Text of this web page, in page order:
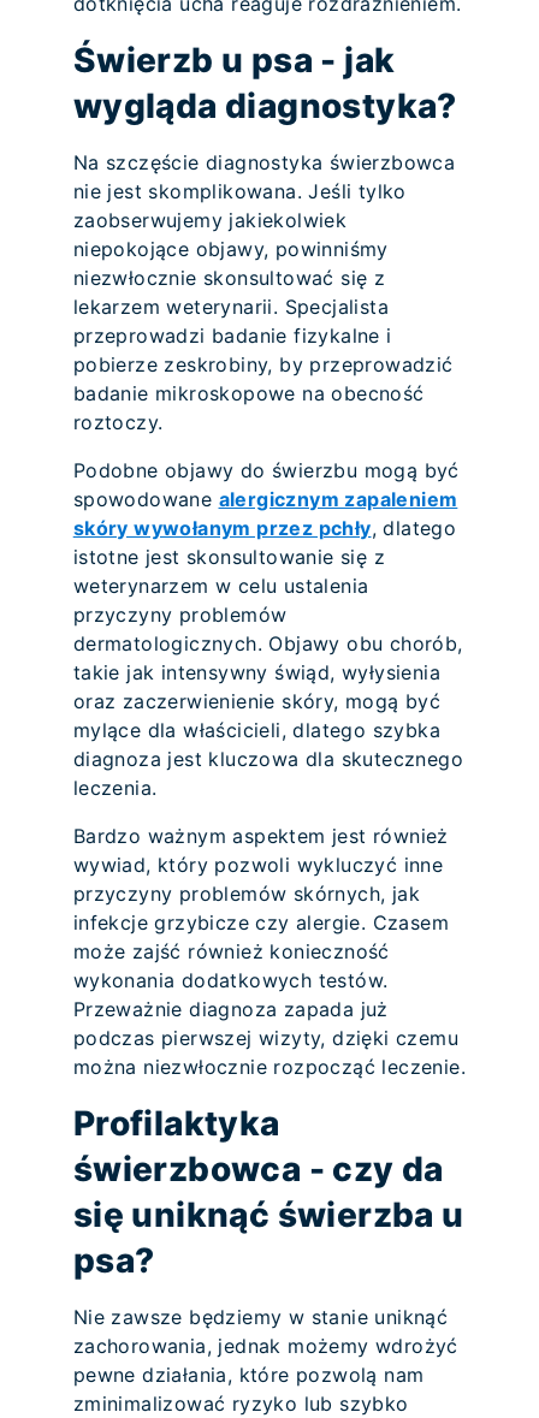
Świerzb u psa - jak
wygląda diagnostyka?
Na szczęście diagnostyka świerzbowca
nie jest skomplikowana. Jeśli tylko
zaobserwujemy jakiekolwiek
niepokojące objawy, powinniśmy
niezwłocznie skonsultować się z
lekarzem weterynarii. Specjalista
przeprowadzi badanie fizykalne i
pobierze zeskrobiny, by przeprowadzić
badanie mikroskopowe na obecność
roztoczy.
Podobne objawy do świerzbu mogą być
spowodowane alergicznym zapaleniem
skóry wywołanym przez pchły, dlatego
istotne jest skonsultowanie się z
weterynarzem w celu ustalenia
przyczyny problemów
dermatologicznych. Objawy obu chorób,
takie jak intensywny świąd, wyłysienia
oraz zaczerwienienie skóry, mogą być
mylące dla właścicieli, dlatego szybka
diagnoza jest kluczowa dla skutecznego
leczenia.
Bardzo ważnym aspektem jest również
wywiad, który pozwoli wykluczyć inne
przyczyny problemów skórnych, jak
infekcje grzybicze czy alergie. Czasem
może zajść również konieczność
wykonania dodatkowych testów.
Przeważnie diagnoza zapada już
podczas pierwszej wizyty, dzięki czemu
można niezwłocznie rozpocząć leczenie.
Profilaktyka
świerzbowca - czy da
się uniknąć świerzba u
psa?
Nie zawsze będziemy w stanie uniknąć
zachorowania, jednak możemy wdrożyć
pewne działania, które pozwolą nam
zminimalizować ryzyko lub szybko